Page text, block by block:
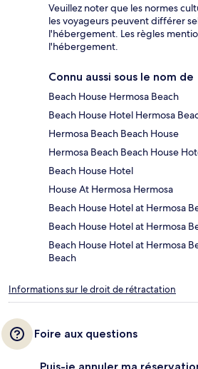
Veuillez noter que les normes
les voyageurs peuvent différer
l'hébergement. Les règles
l'hébergement.
Connu aussi sous le nom de
Beach House Hermosa Beach
Beach House Hotel Hermosa
Hermosa Beach Beach House
Hermosa Beach Beach House
Beach House Hotel
House At Hermosa Hermosa
Beach House Hotel at Hermosa
Beach House Hotel at Hermosa
Beach House Hotel at Hermosa
Beach
Informations sur le droit de rétractation
Foire aux questions